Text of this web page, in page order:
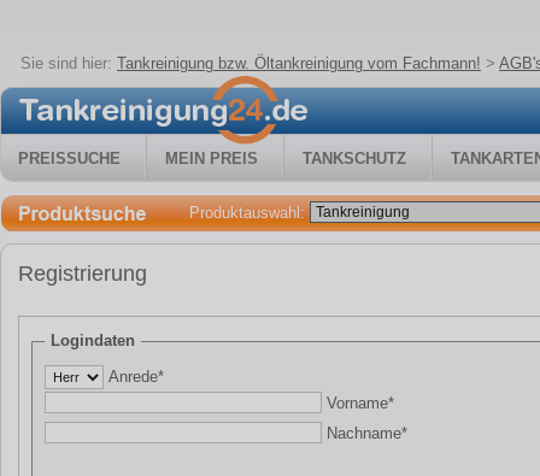
Sie sind hier: Tankreinigung bzw. Öltankreinigung vom Fachmann! >
PREISSUCHE MEIN PREIS TANKSCHUTZ
Produktauswahl:
Registrierung
Logindaten
Anrede*
Vorname*
Nachname*